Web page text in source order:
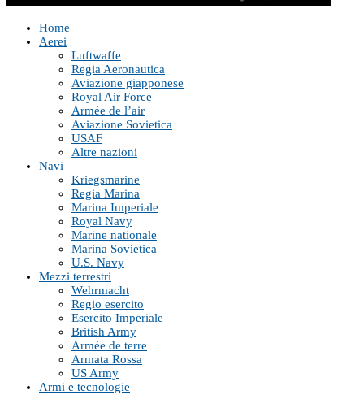
Home
Aerei
Luftwaffe
Regia Aeronautica
Aviazione giapponese
Royal Air Force
Armée de l’air
Aviazione Sovietica
USAF
Altre nazioni
Navi
Kriegsmarine
Regia Marina
Marina Imperiale
Royal Navy
Marine nationale
Marina Sovietica
U.S. Navy
Mezzi terrestri
Wehrmacht
Regio esercito
Esercito Imperiale
British Army
Armée de terre
Armata Rossa
US Army
Armi e tecnologie